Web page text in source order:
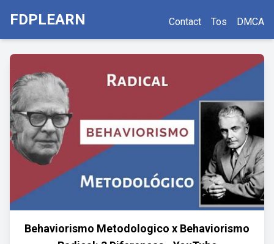
FDPLEARN Contact Tos DMCA
Behaviorismo Metodologico x Behaviorismo